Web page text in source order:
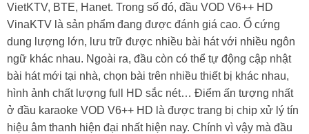
VietKTV, BTE, Hanet. Trong số đó, đầu VOD V6++ HD
VinaKTV là sản phẩm đang được đánh giá cao. Ổ cứng
dung lượng lớn, lưu trữ được nhiều bài hát với nhiều ngôn
ngữ khác nhau. Ngoài ra, đầu còn có thể tự động cập nhật
bài hát mới tại nhà, chọn bài trên nhiều thiết bị khác nhau,
hình ảnh chất lượng full HD sắc nét… Điểm ấn tượng nhất
ở đầu karaoke VOD V6++ HD là được trang bị chip xử lý tín
hiệu âm thanh hiện đại nhất hiện nay. Chính vì vậy mà đầu